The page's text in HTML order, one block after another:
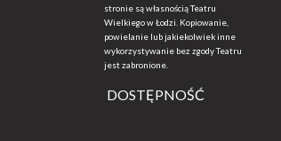
stronie są własnością Teatru
Wielkiego w Łodzi. Kopiowanie,
powielanie lub jakiekolwiek inne
wykorzystywanie bez zgody Teatru
jest zabronione.
DOSTĘPNOŚĆ